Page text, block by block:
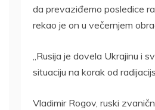
da prevaziđemo posledice
rekao je on u večernjem
„Rusija je dovela Ukrajinu i
situaciju na korak od
Vladimir Rogov, ruski